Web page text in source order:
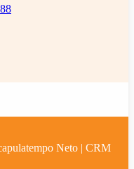
Neto | CRM